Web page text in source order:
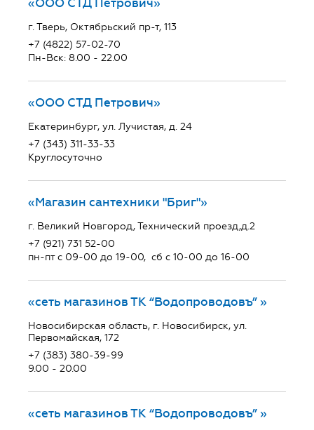
«ООО СТД Петрович»
г. Тверь, Октябрьский пр-т, 113
+7 (4822) 57-02-70
Пн-Вск: 8.00 - 22.00
«ООО СТД Петрович»
Екатеринбург, ул. Лучистая, д. 24
+7 (343) 311-33-33
Круглосуточно
«Магазин сантехники "Бриг"»
г. Великий Новгород, Технический проезд,д.2
+7 (921) 731 52-00
пн-пт с 09-00 до 19-00, сб с 10-00 до 16-00
«сеть магазинов ТК “Водопроводовъ” »
Новосибирская область, г. Новосибирск, ул.
Первомайская, 172
+7 (383) 380-39-99
9.00 - 20.00
«сеть магазинов ТК “Водопроводовъ” »